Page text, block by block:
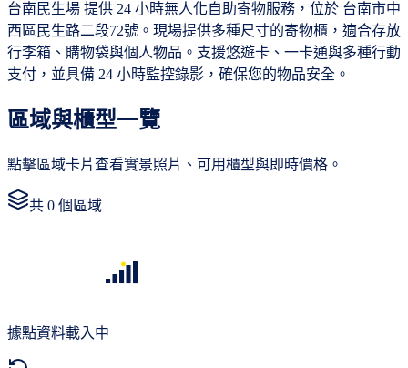
台南民生場 提供 24 小時無人化自助寄物服務，位於 台南市中
西區民生路二段72號。現場提供多種尺寸的寄物櫃，適合存放
行李箱、購物袋與個人物品。支援悠遊卡、一卡通與多種行動
支付，並具備 24 小時監控錄影，確保您的物品安全。
區域與櫃型一覽
點擊區域卡片查看實景照片、可用櫃型與即時價格。
共 0 個區域
據點資料載入中